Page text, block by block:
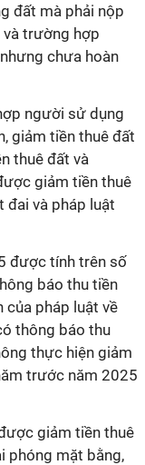
đất mà phải nộp
trường hợp
chưa hoàn
người sử dụng
giảm tiền thuê đất
thuê đất và
giảm tiền thuê
đai và pháp luật
được tính trên số
báo thu tiền
của pháp luật về
thông báo thu
thực hiện giảm
trước năm 2025
giảm tiền thuê
phóng mặt bằng,